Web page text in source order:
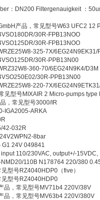
：DN200 Filtergenauigkeit ：
产品，常见型号W63 UFC2 12
30R-FPB13NOO
30R-FPB13NOO
325-7X/6EG24N9EK31/
30R-PPB13N00
360-70/6EG24N9K4/D3M
30R-PPB13N00
220-7X/
见型号MIXAIR 2 Micro-pumps
，常见型号3000/IR
IGA2005-ARKA
42-032R
8bar
24V 049841
110/230VAC, output+/-15VDC,
110B N178764 220/380
型号RZ4040HDP0（five）
见型号RZ4040HDP0
品，常见型号MV71b4 220V/38V
品，常见型号MV63b4 220V/380V